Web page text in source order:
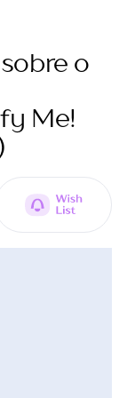
sobre o
Me!